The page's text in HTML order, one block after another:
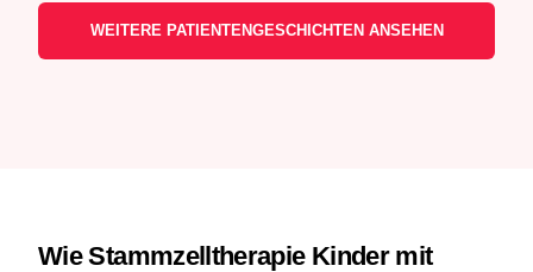
WEITERE PATIENTENGESCHICHTEN ANSEHEN
Wie Stammzelltherapie Kinder mit